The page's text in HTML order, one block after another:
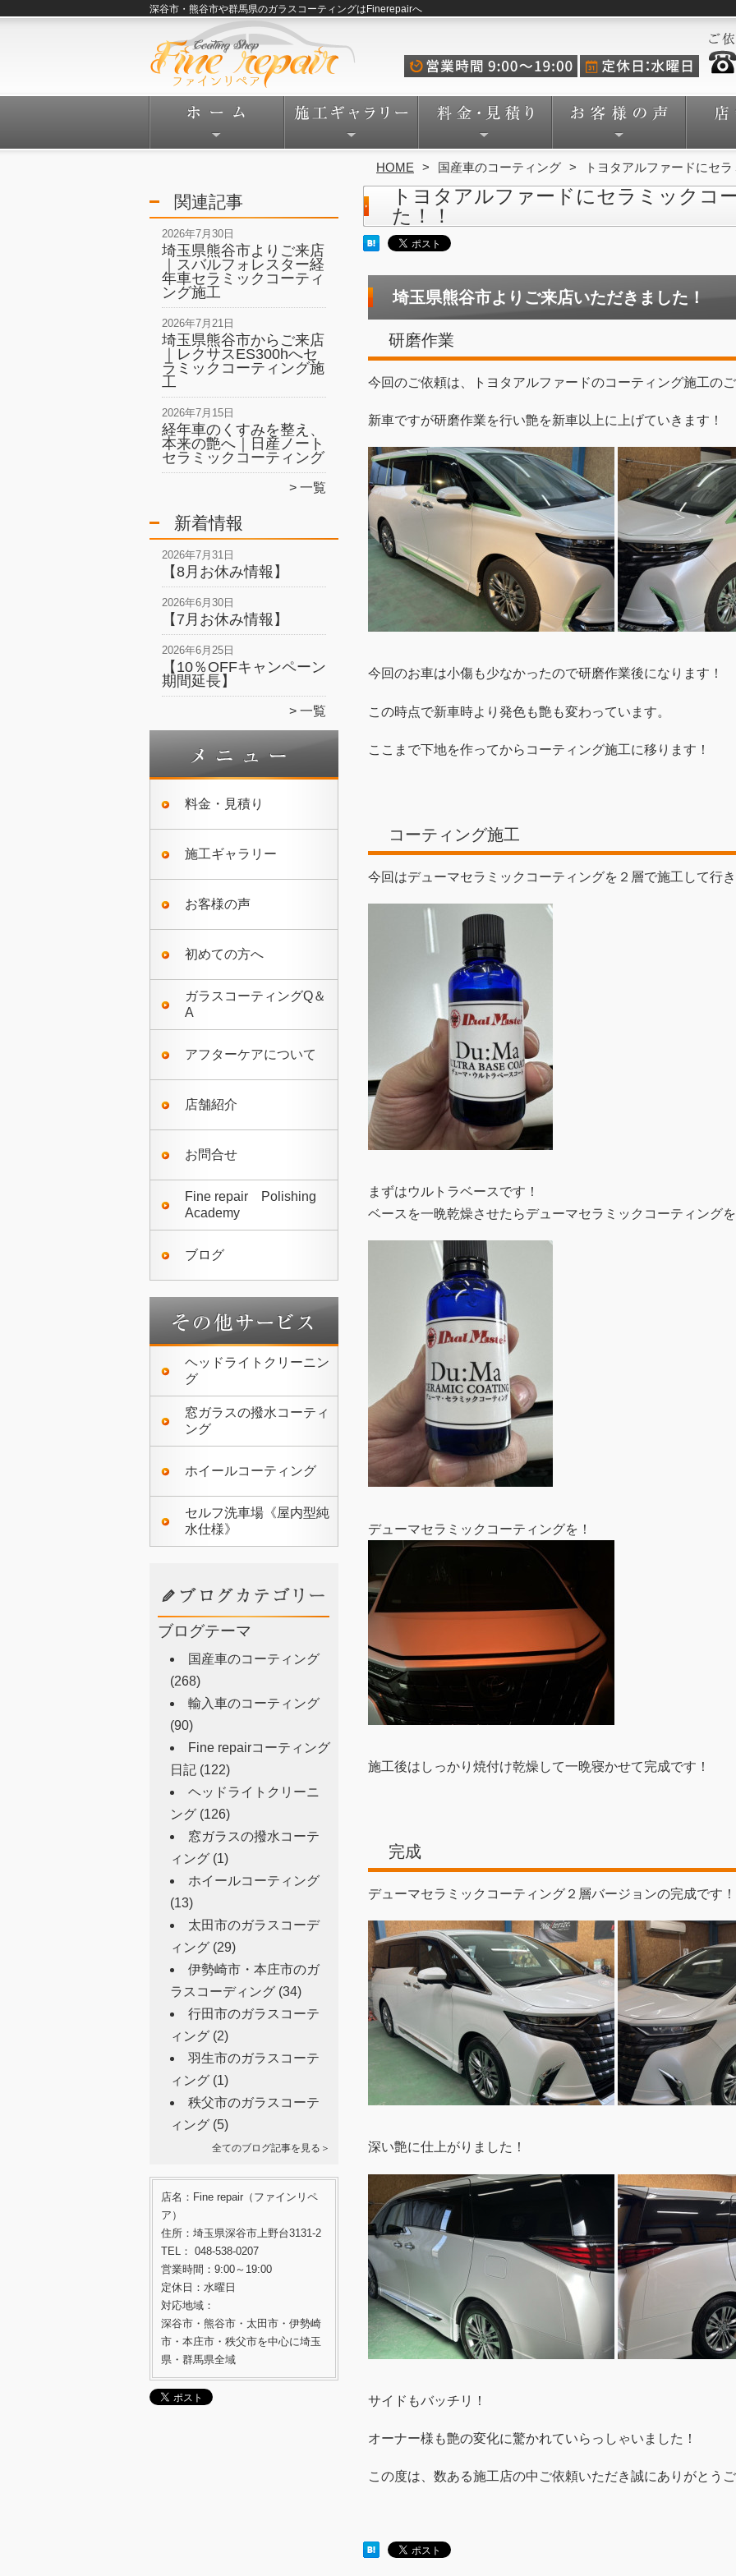
深谷市・熊谷市や群馬県のガラスコーティングはFinerepairへ
HOME 国産車のコーティング トヨタアルファードにセ
関連記事
2026年7月30日
埼玉県熊谷市よりご来店
｜スバルフォレスター経
年車セラミックコーティ
ング施工
2026年7月21日
埼玉県熊谷市からご来店
｜レクサスES300hへセ
ラミックコーティング施
工
2026年7月15日
経年車のくすみを整え、
本来の艶へ｜日産ノート
セラミックコーティング
一覧
新着情報
2026年7月31日
【8月お休み情報】
2026年6月30日
【7月お休み情報】
2026年6月25日
【10％OFFキャンペーン
期間延長】
一覧
料金・見積り
施工ギャラリー
お客様の声
初めての方へ
ガラスコーティングQ＆
A
アフターケアについて
店舗紹介
お問合せ
Fine repair Polishing
Academy
ブログ
ヘッドライトクリーニン
グ
窓ガラスの撥水コーティ
ング
ホイールコーティング
セルフ洗車場《屋内型純
水仕様》
ブログテーマ
国産車のコーティング
(268)
輸入車のコーティング
(90)
Fine repairコーティング
日記 (122)
ヘッドライトクリーニ
ング (126)
窓ガラスの撥水コーテ
ィング (1)
ホイールコーティング
(13)
太田市のガラスコーデ
ィング (29)
伊勢崎市・本庄市のガ
ラスコーディング (34)
行田市のガラスコーテ
ィング (2)
羽生市のガラスコーテ
ィング (1)
秩父市のガラスコーテ
ィング (5)
全てのブログ記事を見る＞
店名：Fine repair（ファインリペ
ア）
住所：埼玉県深谷市上野台3131-2
TEL： 048-538-0207
営業時間：9:00～19:00
定休日：水曜日
対応地域：
深谷市・熊谷市・太田市・伊勢崎
市・本庄市・秩父市を中心に埼玉
県・群馬県全域
トヨタアルファードにセラミックコ
た！！
埼玉県熊谷市よりご来店いただきました！
研磨作業
今回のご依頼は、トヨタアルファードのコーティング施工の
新車ですが研磨作業を行い艶を新車以上に上げていきます！
今回のお車は小傷も少なかったので研磨作業後になります！
この時点で新車時より発色も艶も変わっています。
ここまで下地を作ってからコーティング施工に移ります！
コーティング施工
今回はデューマセラミックコーティングを２層で施工して行
まずはウルトラベースです！
ベースを一晩乾燥させたらデューマセラミックコーティング
デューマセラミックコーティングを！
施工後はしっかり焼付け乾燥して一晩寝かせて完成です！
完成
デューマセラミックコーティング２層バージョンの完成です！
深い艶に仕上がりました！
サイドもバッチリ！
オーナー様も艶の変化に驚かれていらっしゃいました！
この度は、数ある施工店の中ご依頼いただき誠にありがとう